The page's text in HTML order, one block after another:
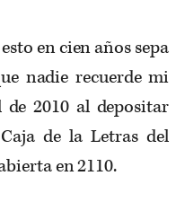
en cien años sepa
nadie recuerde mi
de 2010 al depositar
de la Letras del
en 2110.